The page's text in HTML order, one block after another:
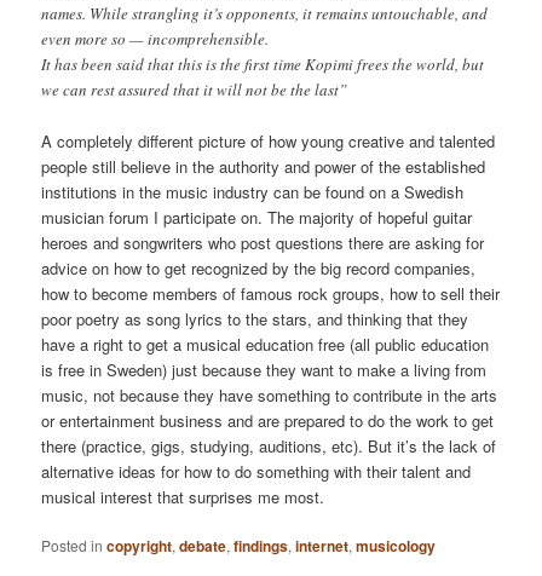
names. While strangling it’s opponents, it remains untouchable, and
even more so — incomprehensible.
It has been said that this is the first time Kopimi frees the world, but
we can rest assured that it will not be the last”
A completely different picture of how young creative and talented
people still believe in the authority and power of the established
institutions in the music industry can be found on a Swedish
musician forum I participate on. The majority of hopeful guitar
heroes and songwriters who post questions there are asking for
advice on how to get recognized by the big record companies,
how to become members of famous rock groups, how to sell their
poor poetry as song lyrics to the stars, and thinking that they
have a right to get a musical education free (all public education
is free in Sweden) just because they want to make a living from
music, not because they have something to contribute in the arts
or entertainment business and are prepared to do the work to get
there (practice, gigs, studying, auditions, etc). But it’s the lack of
alternative ideas for how to do something with their talent and
musical interest that surprises me most.
Posted in copyright,debate,findings,internet,musicology